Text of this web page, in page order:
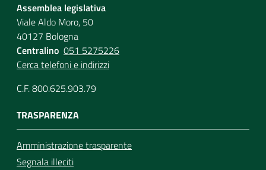
Per i cittadini
Assemblea legislativa
Viale Aldo Moro, 50
40127 Bologna
Centralino 051 5275226
Cerca telefoni e indirizzi
C.F. 800.625.903.79
TRASPARENZA
Amministrazione trasparente
Segnala illeciti